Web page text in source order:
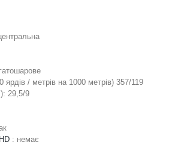
ярдів / метрів на 1000 метрів) 357/119
29,5/9
HD : немає